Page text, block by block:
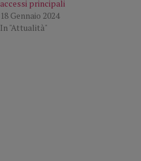
accessi principali
18 Gennaio 2024
In "Attualità"